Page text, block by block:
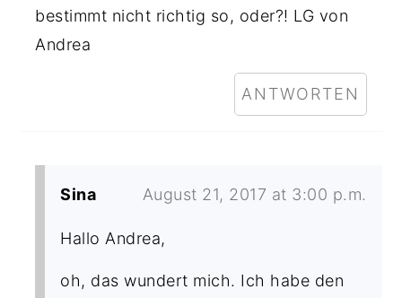
bestimmt nicht richtig so, oder?! LG von
Andrea
ANTWORTEN
Sina August 21, 2017 at 3:00 p.m.
Hallo Andrea,
oh, das wundert mich. Ich habe den